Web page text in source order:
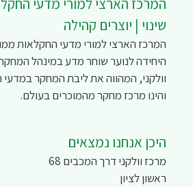
המרכז הארצי למורי מדעי
שינוי | יוצרים קהילה
המרכז הארצי למורי מדעי החקלאות
היחידה לנוער שוחר מדע במינהל
וולקני, המהווה את ליבת המחקר
והינו מרכז מחקר מהמוכרים בעולם.
היכן אנחנו נמצאים
מרכז וולקני דרך המכבים 68
ראשון לציון